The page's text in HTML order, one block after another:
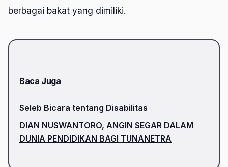
berbagai bakat yang dimiliki.
Baca Juga
Seleb Bicara tentang Disabilitas
DIAN NUSWANTORO, ANGIN SEGAR DALAM
DUNIA PENDIDIKAN BAGI TUNANETRA